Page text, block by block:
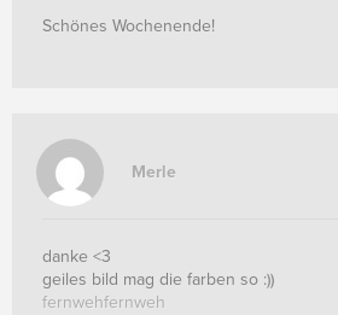
Schönes Wochenende!
Merle
danke <3
geiles bild mag die farben so :))
fernwehfernweh